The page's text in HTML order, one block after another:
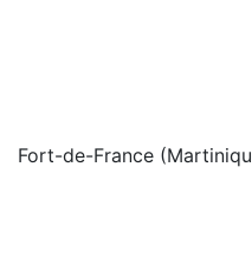
Fort-de-France